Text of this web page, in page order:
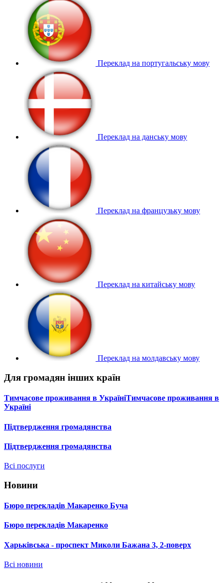
Переклад на португальську мову
Переклад на данську мову
Переклад на французьку мову
Переклад на китайську мову
Переклад на молдавську мову
Для громадян інших країн
Тимчасове проживання в УкраїніТимчасове проживання в
Україні
Підтвердження громадянства
Підтвердження громадянства
Всі послуги
Новини
Бюро перекладів Макаренко Буча
Бюро перекладів Макаренко
Харьківська - проспект Миколи Бажана 3, 2-поверх
Всі новини